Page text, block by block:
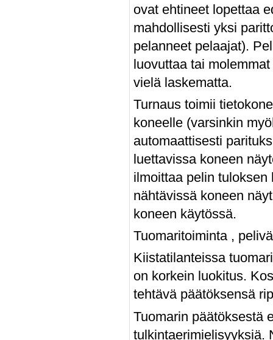
ovat ehtineet lopettaa
mahdollisesti yksi
pelanneet pelaajat).
luovuttaa tai
vielä laskematta.
Turnaus toimii
koneelle (varsinkin
automaattisesti
luettavissa koneen
ilmoittaa pelin
nähtävissä koneen
koneen käytössä.
Tuomaritoiminta ,
Kiistatilanteissa
on korkein luokitus.
tehtävä päätöksensä
Tuomarin päätöksestä
tulkintaerimielisyyksiä.